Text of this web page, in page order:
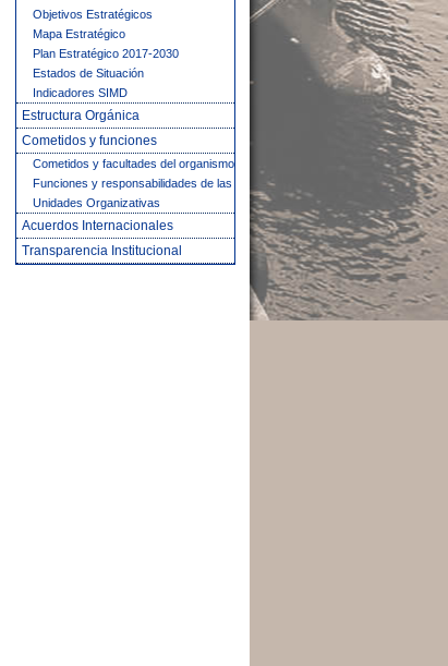
Objetivos Estratégicos
Mapa Estratégico
Plan Estratégico 2017-2030
Estados de Situación
Indicadores SIMD
Estructura Orgánica
Cometidos y funciones
Cometidos y facultades del organismo
Funciones y responsabilidades de las
Unidades Organizativas
Acuerdos Internacionales
Transparencia Institucional